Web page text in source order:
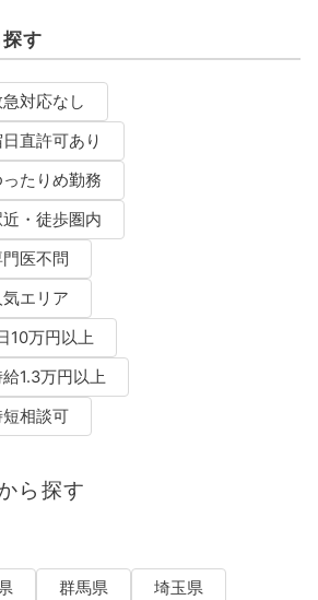
す
対応なし
直許可あり
たりめ勤務
・徒歩圏内
医不問
エリア
10万円以上
1.3万円以上
相談可
ら探す
群馬県
埼玉県